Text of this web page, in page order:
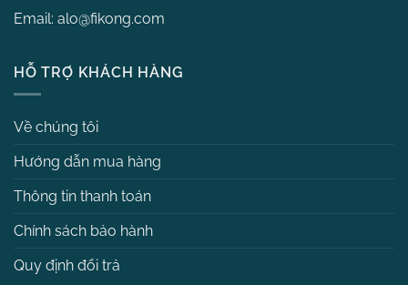
Email: alo@fikong.com
HỖ TRỢ KHÁCH HÀNG
Về chúng tôi
Hướng dẫn mua hàng
Thông tin thanh toán
Chính sách bảo hành
Quy định đổi trả